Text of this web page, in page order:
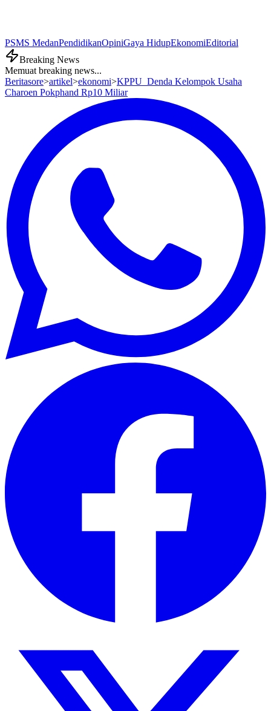
PSMS MedanPendidikanOpiniGaya HidupEkonomiEditorial
Breaking News
Memuat breaking news...
Beritasore>artikel>ekonomi>KPPU Denda Kelompok Usaha
Charoen Pokphand Rp10 Miliar